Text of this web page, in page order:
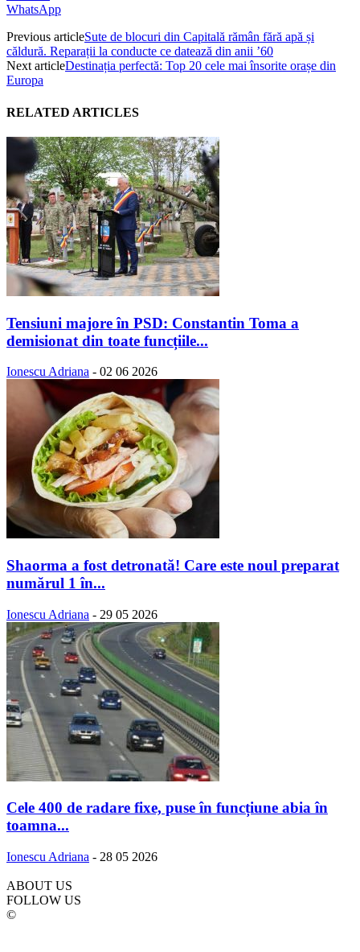
WhatsApp
Previous articleSute de blocuri din Capitală rămân fără apă și
căldură. Reparații la conducte ce datează din anii ’60
Next articleDestinația perfectă: Top 20 cele mai însorite orașe din
Europa
RELATED ARTICLES
Tensiuni majore în PSD: Constantin Toma a
demisionat din toate funcțiile...
Ionescu Adriana - 02 06 2026
Shaorma a fost detronată! Care este noul preparat
numărul 1 în...
Ionescu Adriana - 29 05 2026
Cele 400 de radare fixe, puse în funcțiune abia în
toamna...
Ionescu Adriana - 28 05 2026
ABOUT US
FOLLOW US
©